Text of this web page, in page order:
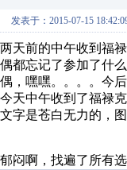
发表于：2015-07-15
两天前的中午收到福
偶都忘记了参加了什
偶，嘿嘿。。。。今
今天中午收到了福禄
文字是苍白无力的，
郁闷啊，找遍了所有